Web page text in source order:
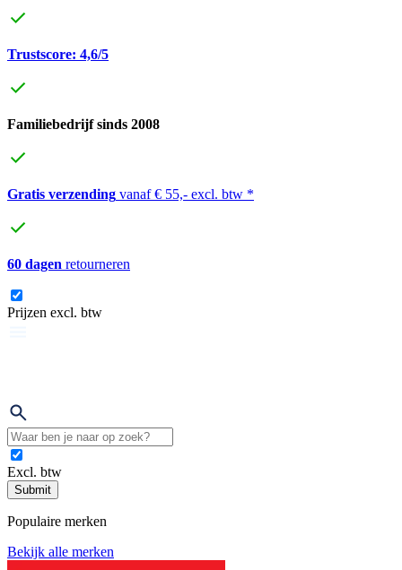
Trustscore: 4,6/5
Familiebedrijf sinds 2008
Gratis verzending vanaf € 55,- excl. btw *
60 dagen retourneren
Prijzen excl. btw
Excl. btw
Submit
Populaire merken
Bekijk alle merken